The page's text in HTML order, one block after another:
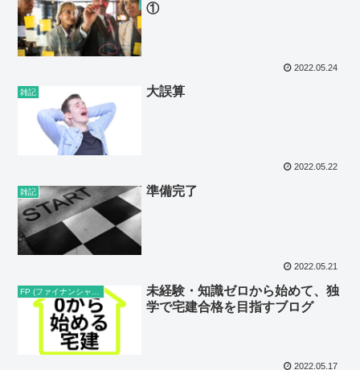
①
2022.05.24
雑記 大誤算
2022.05.22
雑記 準備完了
2022.05.21
未経験・知識ゼロから始めて、独
学で宅建合格を目指すブログ
2022.05.17